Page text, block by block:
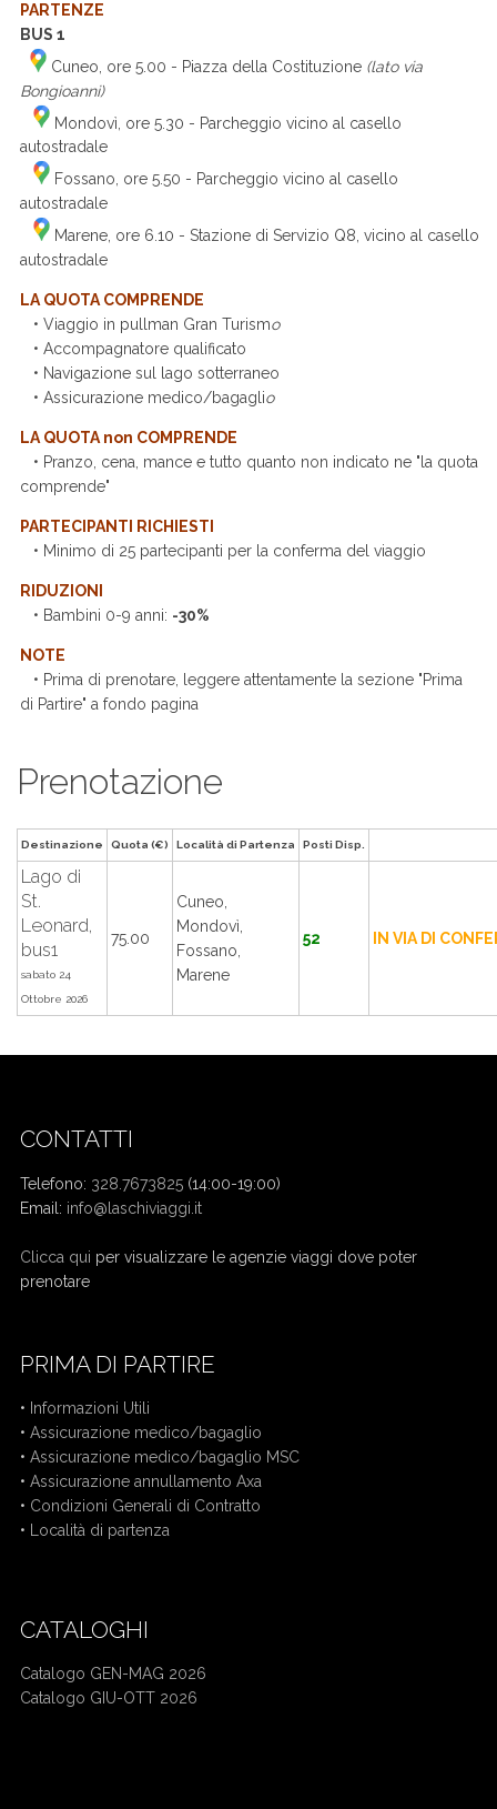
PARTENZE
BUS 1
Cuneo, ore 5.00 - Piazza della Costituzione (lato via
Bongioanni)
Mondovì, ore 5.30 - Parcheggio vicino al casello
autostradale
Fossano, ore 5.50 - Parcheggio vicino al casello
autostradale
Marene, ore 6.10 - Stazione di Servizio Q8, vicino al casello
autostradale
LA QUOTA COMPRENDE
• Viaggio in pullman Gran Turismo
• Accompagnatore qualificato
• Navigazione sul lago sotterraneo
• Assicurazione medico/bagaglio
LA QUOTA non COMPRENDE
• Pranzo, cena, mance e tutto quanto non indicato ne "la quota
comprende"
PARTECIPANTI RICHIESTI
• Minimo di 25 partecipanti per la conferma del viaggio
RIDUZIONI
• Bambini 0-9 anni: -30%
NOTE
• Prima di prenotare, leggere attentamente la sezione "Prima
di Partire" a fondo pagina
Prenotazione
Destinazione Quota (€) Località di Partenza Posti Disp.
Lago di
St.
Leonard,
bus1
sabato 24
Ottobre 2026
75.00
Cuneo,
Mondovì,
Fossano,
Marene
52 IN VIA DI
CONTATTI
Telefono: 328.7673825 (14:00-19:00)
Email: info@laschiviaggi.it
Clicca qui per visualizzare le agenzie viaggi dove poter
prenotare
PRIMA DI PARTIRE
• Informazioni Utili
• Assicurazione medico/bagaglio
• Assicurazione medico/bagaglio MSC
• Assicurazione annullamento Axa
• Condizioni Generali di Contratto
• Località di partenza
CATALOGHI
Catalogo GEN-MAG 2026
Catalogo GIU-OTT 2026